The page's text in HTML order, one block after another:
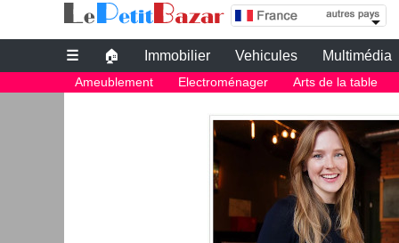
Petites annonces gratuites jardinage
☰ 🏠 Immobilier Vehicules Multimédia
Ameublement Electroménager Arts de la table
Petites annonces gratuites